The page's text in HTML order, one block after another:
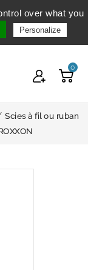
de 9h à 12h et
0
Scies à fil ou ruban
over what you
Personalize